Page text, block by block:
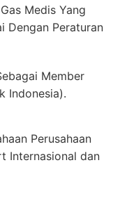
Medis Yang
Dengan Peraturan
Member
Indonesia).
Perusahaan
Internasional dan